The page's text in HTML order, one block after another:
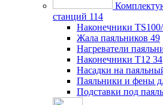
станций 114
Наконечники
Жала паяльников 49
Нагреватели
Наконечники T12 34
Насадки на
Паяльники и фены
Подставки под